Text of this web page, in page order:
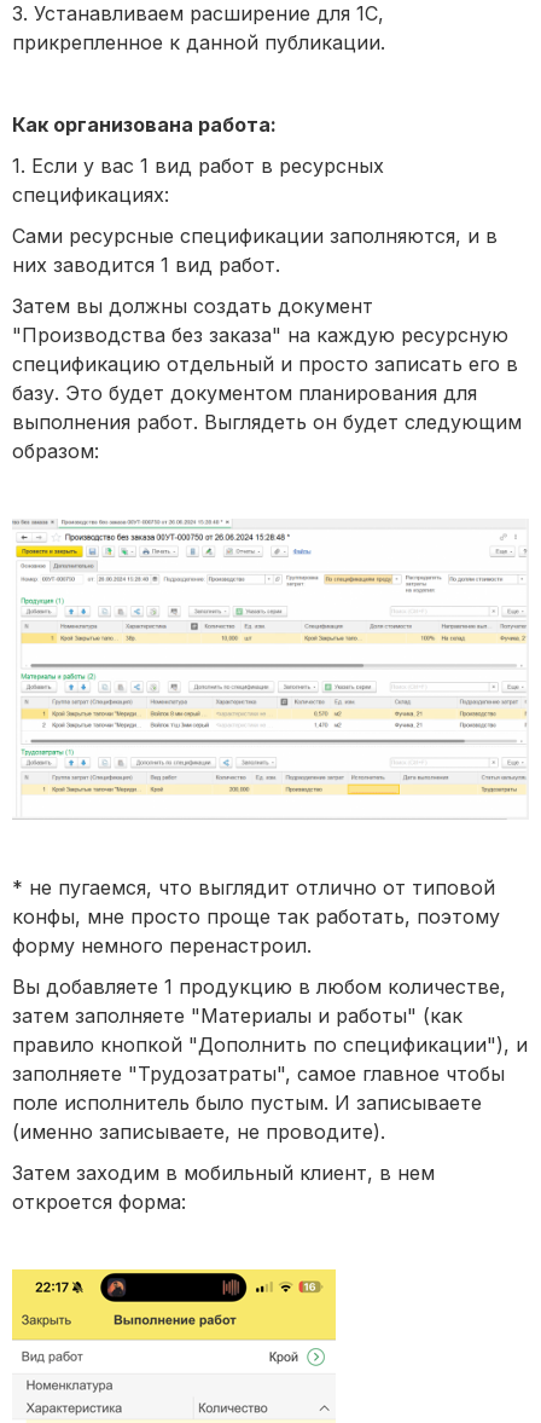
3. Устанавливаем расширение для 1С,
прикрепленное к данной публикации.
Как организована работа:
1. Если у вас 1 вид работ в ресурсных
спецификациях:
Сами ресурсные спецификации заполняются, и в
них заводится 1 вид работ.
Затем вы должны создать документ
"Производства без заказа" на каждую ресурсную
спецификацию отдельный и просто записать его в
базу. Это будет документом планирования для
выполнения работ. Выглядеть он будет следующим
образом:
* не пугаемся, что выглядит отлично от типовой
конфы, мне просто проще так работать, поэтому
форму немного перенастроил.
Вы добавляете 1 продукцию в любом количестве,
затем заполняете "Материалы и работы" (как
правило кнопкой "Дополнить по спецификации"), и
заполняете "Трудозатраты", самое главное чтобы
поле исполнитель было пустым. И записываете
(именно записываете, не проводите).
Затем заходим в мобильный клиент, в нем
откроется форма: